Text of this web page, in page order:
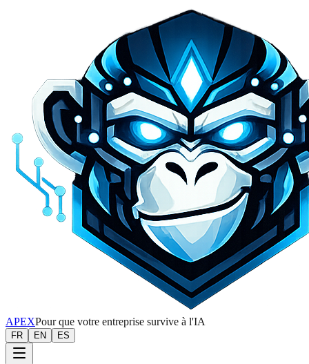
APEXPour que votre entreprise survive à l'IA
FR EN ES